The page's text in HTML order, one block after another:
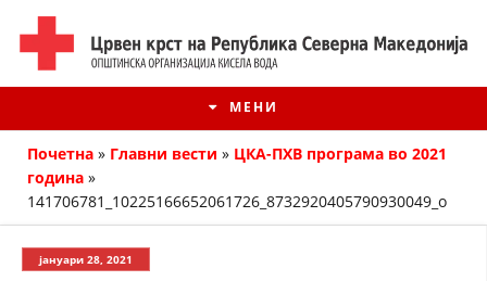
МЕНИ
Почетна » Главни вести » ЦКА-ПХВ програма во 2021
година »
141706781_10225166652061726_8732920405790930049_o
јануари 28, 2021